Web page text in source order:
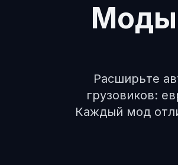
Моды
Расширьте
грузовиков:
Каждый мод